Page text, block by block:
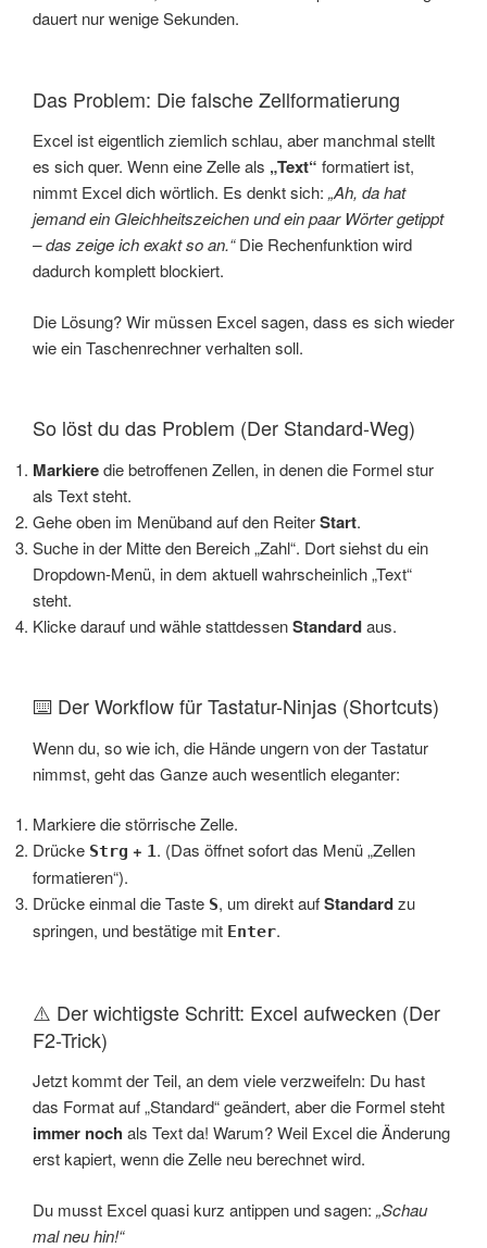
dauert nur wenige Sekunden.
Das Problem: Die falsche Zellformatierung
Excel ist eigentlich ziemlich schlau, aber manchmal stellt
es sich quer. Wenn eine Zelle als „Text“ formatiert ist,
nimmt Excel dich wörtlich. Es denkt sich: „Ah, da hat
jemand ein Gleichheitszeichen und ein paar Wörter getippt
– das zeige ich exakt so an.“Die Rechenfunktion wird
dadurch komplett blockiert.
Die Lösung? Wir müssen Excel sagen, dass es sich wieder
wie ein Taschenrechner verhalten soll.
So löst du das Problem (Der Standard-Weg)
Markieredie betroffenen Zellen, in denen die Formel stur
als Text steht.
Gehe oben im Menüband auf den ReiterStart.
Suche in der Mitte den Bereich „Zahl“. Dort siehst du ein
Dropdown-Menü, in dem aktuell wahrscheinlich „Text“
steht.
Klicke darauf und wähle stattdessenStandardaus.
⌨️ Der Workflow für Tastatur-Ninjas (Shortcuts)
Wenn du, so wie ich, die Hände ungern von der Tastatur
nimmst, geht das Ganze auch wesentlich eleganter:
Markiere die störrische Zelle.
Drücke Strg + 1. (Das öffnet sofort das Menü „Zellen
formatieren“).
Drücke einmal die Taste S, um direkt aufStandardzu
springen, und bestätige mit Enter.
⚠️ Der wichtigste Schritt: Excel aufwecken (Der
F2-Trick)
Jetzt kommt der Teil, an dem viele verzweifeln: Du hast
das Format auf „Standard“ geändert, aber die Formel steht
immer noch als Text da! Warum? Weil Excel die Änderung
erst kapiert, wenn die Zelle neu berechnet wird.
Du musst Excel quasi kurz antippen und sagen: „Schau
mal neu hin!“